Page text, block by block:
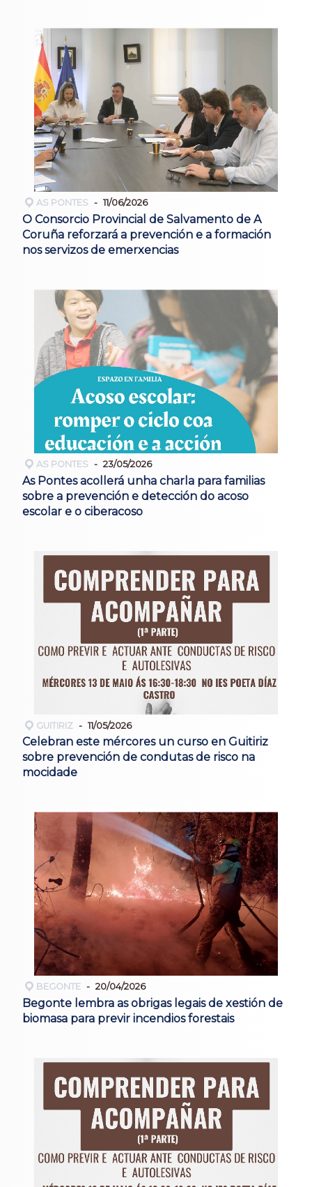
AS PONTES 11/06/2026
O Consorcio Provincial de Salvamento de A
Coruña reforzará a prevención e a formación
nos servizos de emerxencias
AS PONTES 23/05/2026
As Pontes acollerá unha charla para familias
sobre a prevención e detección do acoso
escolar e o ciberacoso
GUITIRIZ 11/05/2026
Celebran este mércores un curso en Guitiriz
sobre prevención de condutas de risco na
mocidade
BEGONTE 20/04/2026
Begonte lembra as obrigas legais de xestión de
biomasa para previr incendios forestais